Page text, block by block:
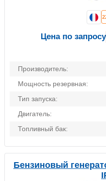
Производитель:
Мощность резервная:
Тип запуска:
Двигатель:
Топливный бак:
Цена по запросу
Бензиновый